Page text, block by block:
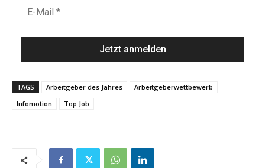
TAGS Arbeitgeber des Jahres
Arbeitgeberwettbewerb
Infomotion
Top Job